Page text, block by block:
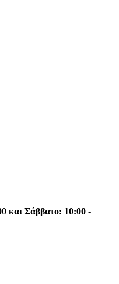
και Σάββατο: 10:00 -